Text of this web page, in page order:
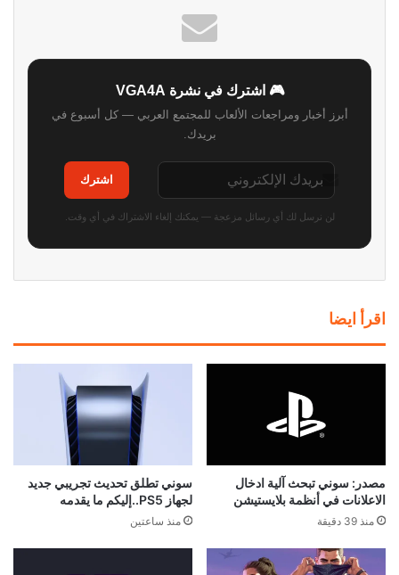
🎮 اشترك في نشرة VGA4A
أبرز أخبار ومراجعات الألعاب للمجتمع العربي — كل أسبوع في
بريدك.
اشترك
لن نرسل لك أي رسائل مزعجة — يمكنك إلغاء الاشتراك في أي وقت.
اقرأ ايضا
مصدر: سوني تبحث آلية ادخال
الاعلانات في أنظمة بلايستيشن
منذ 39 دقيقة
سوني تطلق تحديث تجريبي جديد
لجهاز PS5..إليكم ما يقدمه
منذ ساعتين